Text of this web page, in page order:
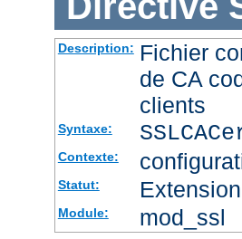
Description: Fichier
de CA
clients
Syntaxe:
Contexte:
Statut: Extension
Module: mod_ssl